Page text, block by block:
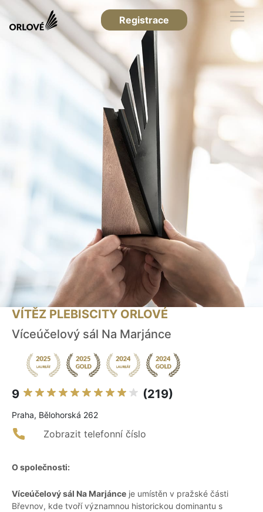
Registrace
VÍTĚZ PLEBISCITY ORLOVÉ
Víceúčelový sál Na Marjánce
9 (219)
Praha, Bělohorská 262
Zobrazit telefonní číslo
O společnosti:
Víceúčelový sál Na Marjánce je umístěn v pražské části
Břevnov, kde tvoří významnou historickou dominantu s